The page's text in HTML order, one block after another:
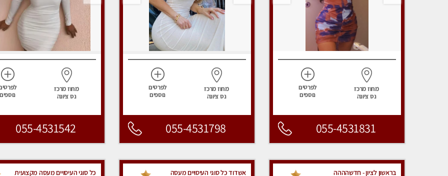
מחוז מרכז
נס ציונה
לפרטים
נוספים
055-4531831
מחוז מרכז
נס ציונה
לפרטים
נוספים
055-4531798
מחוז מרכז
נס ציונה
נוספים
055-4531542
בראשון לציון - חדשהההה
אשדוד כל סוגי העיסויים מעסה
כל סוגי העיסויים מעסה מקצועית